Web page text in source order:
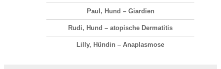
Paul, Hund – Giardien
Rudi, Hund – atopische Dermatitis
Lilly, Hündin – Anaplasmose